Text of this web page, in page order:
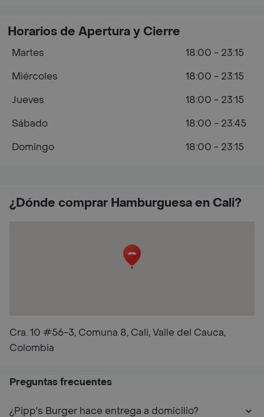
¿Dónde comprar Hamburguesa en Cali?
Cra. 10 #56-3, Comuna 8, Cali, Valle del Cauca,
Colombia
Horarios de Apertura y Cierre
Martes
18:00 - 23:15
Miércoles
18:00 - 23:15
Jueves
18:00 - 23:15
Sábado
18:00 - 23:45
Domingo
18:00 - 23:15
Preguntas frecuentes
¿Pipp's Burger hace entrega a domicilio?